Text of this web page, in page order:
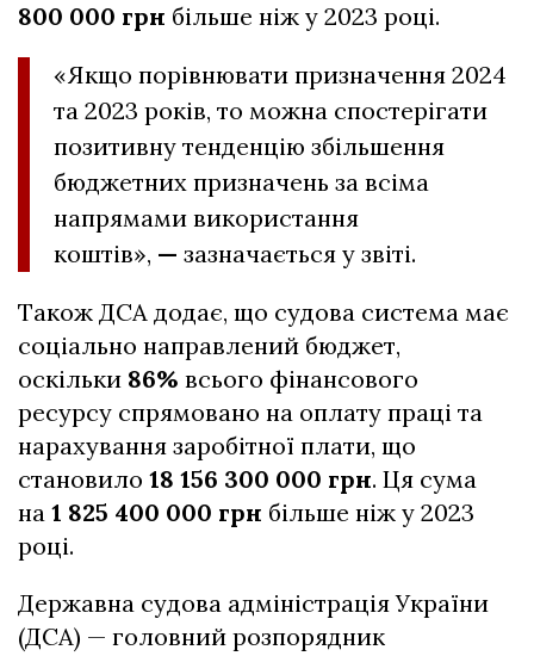
800 000 грн більше ніж у 2023 році.
«Якщо порівнювати призначення 2024
та 2023 років, то можна спостерігати
позитивну тенденцію збільшення
бюджетних призначень за всіма
напрямами використання
коштів», — зазначається у звіті.
Також ДСА додає, що судова система має
соціально направлений бюджет,
оскільки 86% всього фінансового
ресурсу спрямовано на оплату праці та
нарахування заробітної плати, що
становило 18 156 300 000 грн. Ця сума
на 1 825 400 000 грн більше ніж у 2023
році.
Державна судова адміністрація України
(ДСА) — головний розпорядник